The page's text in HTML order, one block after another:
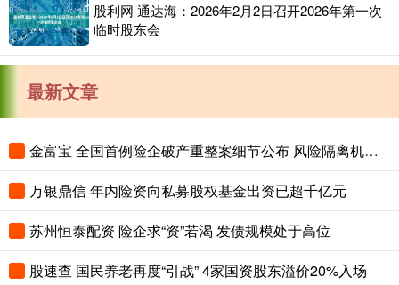
股利网 通达海：2026年2月2日召开2026年第一次
临时股东会
最新文章
金富宝 全国首例险企破产重整案细节公布 风险隔离机制保障保单债权人权益
万银鼎信 年内险资向私募股权基金出资已超千亿元
苏州恒泰配资 险企求“资”若渴 发债规模处于高位
股速查 国民养老再度“引战” 4家国资股东溢价20%入场